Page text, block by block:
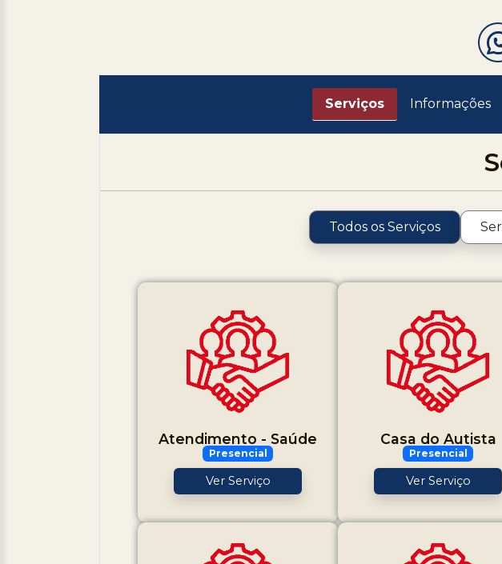
Serviços Informações
Todos os Serviços
Atendimento - Saúde
Presencial
Ver Serviço
Casa do Autista
Presencial
Ver Serviço